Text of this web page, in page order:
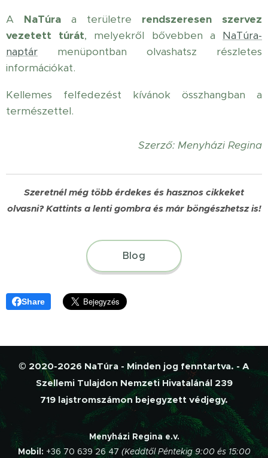
A NaTúra a területre rendszeresen szervez
vezetett túrát, melyekről bővebben a NaTúra-
naptár menüpontban olvashatsz részletes
információkat.
Kellemes felfedezést kívánok összhangban a
természettel.
Szerző: Menyházi Regina
Szeretnél még több érdekes és hasznos cikkeket
olvasni?Kattints a lenti gombra és már böngészhetsz is!
Blog
Share
© 2020-2026 NaTúra - Minden jog fenntartva. - A
Szellemi Tulajdon Nemzeti Hivatalánál 239
719 lajstromszámon bejegyzett védjegy.
Menyházi Regina e.v.
Mobil: +36 70 639 26 47 (Keddtől Péntekig 9:00 és 15:00